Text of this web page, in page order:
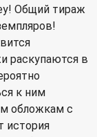
Общий тираж
раскупаются в
к ним
обложкам с
история